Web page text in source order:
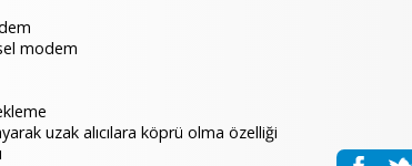
modem
uzak alıcılara köprü olma özelliği